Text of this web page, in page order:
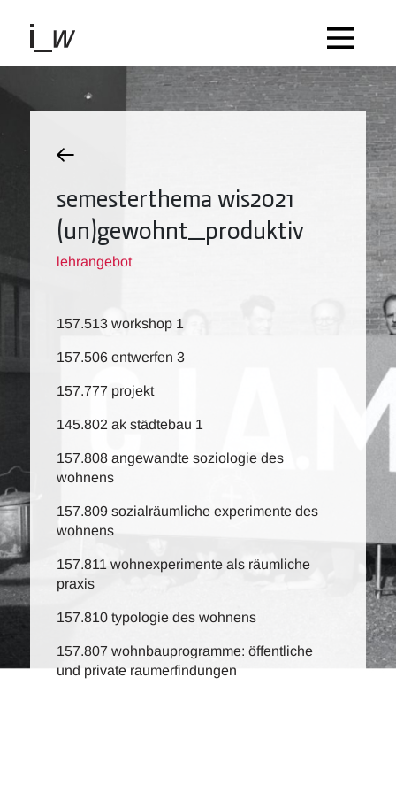
semesterthema wis2021
(un)gewohnt_produktiv
lehrangebot
157.513 workshop 1
157.506 entwerfen 3
157.777 projekt
145.802 ak städtebau 1
157.808 angewandte soziologie des
wohnens
157.809 sozialräumliche experimente des
wohnens
157.811 wohnexperimente als räumliche
praxis
157.810 typologie des wohnens
157.807 wohnbauprogramme: öffentliche
und private raumerfindungen